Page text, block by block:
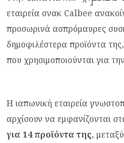
εταιρεία σνακ Calbee
προσωρινά ασπρόμαυρες
δημοφιλέστερα προϊόντα
που χρησιμοποιούνται για
Η ιαπωνική εταιρεία
αρχίσουν να εμφανίζονται
για 14 προϊόντα της,